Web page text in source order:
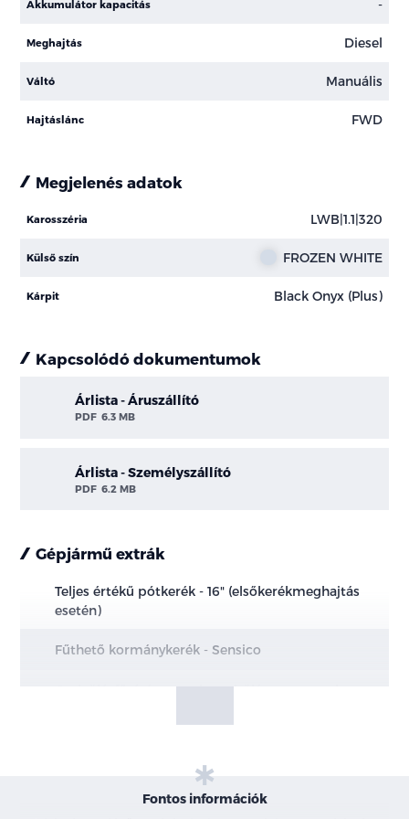
Akkumulátor kapacitás -
Meghajtás Diesel
Váltó Manuális
Hajtáslánc FWD
Megjelenés adatok
Karosszéria LWB|1.1|320
Külső szín FROZEN WHITE
Kárpit Black Onyx (Plus)
Kapcsolódó dokumentumok
Árlista - Áruszállító
PDF 6.3 MB
Árlista - Személyszállító
PDF 6.2 MB
Gépjármű extrák
Teljes értékű pótkerék - 16" (elsőkerékmeghajtás
esetén)
Fűthető kormánykerék - Sensico
LED fényszórók - kivéve BEV
Fontos információk